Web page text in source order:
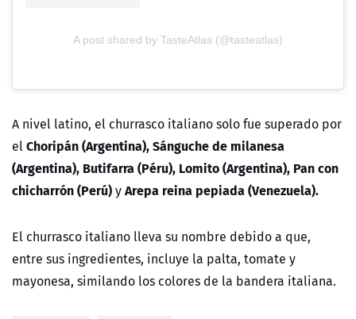
A post shared by TasteAtlas (@tasteatlas)
A nivel latino, el churrasco italiano solo fue superado por
elChoripán (Argentina), Sánguche de milanesa
(Argentina), Butifarra (Péru), Lomito (Argentina), Pan con
chicharrón (Perú)yArepa reina pepiada (Venezuela).
El churrasco italiano lleva su nombre debido a que,
entre sus ingredientes, incluye la palta, tomate y
mayonesa, similando los colores de la bandera italiana.